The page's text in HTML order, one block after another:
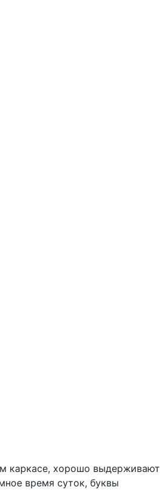
каркасе, хорошо выдерживают
время суток, буквы